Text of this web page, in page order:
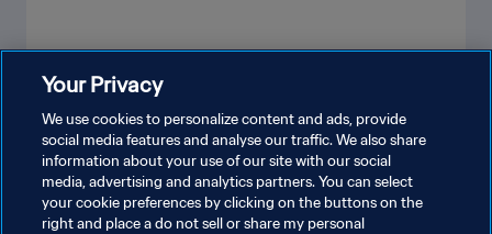
VER MÁS
Your Privacy
We use cookies to personalize content and ads, provide
social media features and analyse our traffic. We also share
information about your use of our site with our social
media, advertising and analytics partners. You can select
your cookie preferences by clicking on the buttons on the
right and place a do not sell or share my personal